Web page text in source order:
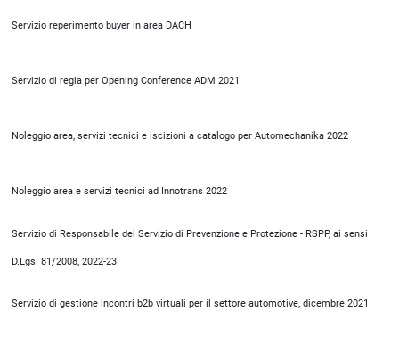
Servizio reperimento buyer in area DACH
Servizio di regia per Opening Conference ADM 2021
Noleggio area, servizi tecnici e iscizioni a catalogo per Automechanika 2022
Noleggio area e servizi tecnici ad Innotrans 2022
Servizio di Responsabile del Servizio di Prevenzione e Protezione - RSPP, ai sensi
D.Lgs. 81/2008, 2022-23
Servizio di gestione incontri b2b virtuali per il settore automotive, dicembre 2021